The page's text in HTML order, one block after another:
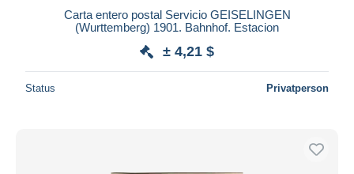
Carta entero postal Servicio GEISELINGEN
(Wurttemberg) 1901. Bahnhof. Estacion
± 4,21 $
Status Privatperson